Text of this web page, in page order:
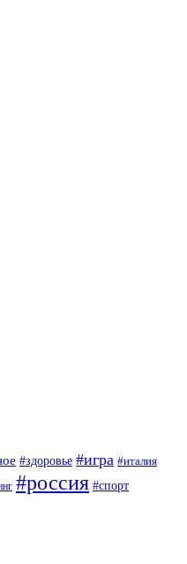
#здоровье #игра #италия
#россия #спорт